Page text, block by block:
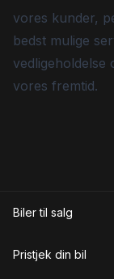
vores kunder,
bedst mulige
vedligeholdelse
vores fremtid.
Biler til salg
Pristjek din bil